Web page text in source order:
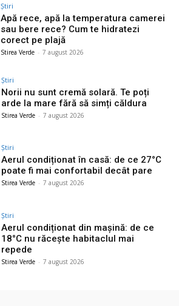
Știri
Apă rece, apă la temperatura camerei
sau bere rece? Cum te hidratezi
corect pe plajă
Stirea Verde - 7 august 2026
Știri
Norii nu sunt cremă solară. Te poți
arde la mare fără să simți căldura
Stirea Verde - 7 august 2026
Știri
Aerul condiționat în casă: de ce 27°C
poate fi mai confortabil decât pare
Stirea Verde - 7 august 2026
Știri
Aerul condiționat din mașină: de ce
18°C nu răcește habitaclul mai
repede
Stirea Verde - 7 august 2026